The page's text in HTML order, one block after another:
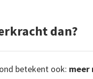
dan?
betekent ook: meer